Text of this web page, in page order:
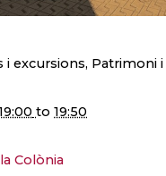
i excursions, Patrimoni
to 19:50
Colònia